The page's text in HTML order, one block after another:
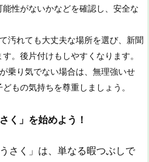
性がないかなどを確認し、安全な
汚れても大丈夫な場所を選び、新聞
。後片付けもしやすくなります。
乗り気でない場合は、無理強いせ
もの気持ちを尊重しましょう。
く」を始めよう！
さく」は、単なる暇つぶしで